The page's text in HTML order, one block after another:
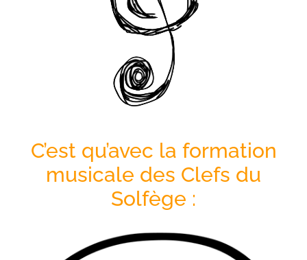
C’est qu’avec la formation
musicale des Clefs du
Solfège :